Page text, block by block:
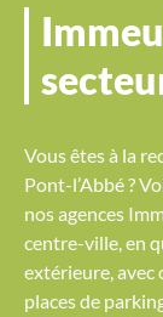
Vous êtes à la
Pont-l’Abbé ?
nos agences
centre-ville, en
extérieure, avec
places de